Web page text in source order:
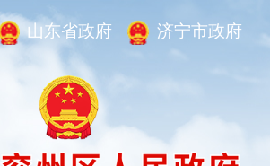
山东省政府 济宁市政府